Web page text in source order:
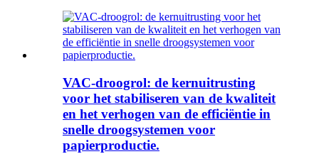
VAC-droogrol: de kernuitrusting
voor het stabiliseren van de kwaliteit
en het verhogen van de efficiëntie in
snelle droogsystemen voor
papierproductie.